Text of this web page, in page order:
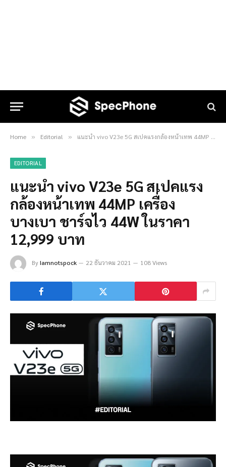
Home » Editorial » แนะนำ vivo V23e 5G สเปคแรงกล้องหน้าเทพ 44MP เครื่องบางเบา ชาร์จไว 44W ในราคา 12,999 บาท
EDITORIAL
แนะนำ vivo V23e 5G สเปคแรง
กล้องหน้าเทพ 44MP เครื่อง
บางเบา ชาร์จไว 44W ในราคา
12,999 บาท
ByIamnotspock 22 ธันวาคม 2021 108 Views